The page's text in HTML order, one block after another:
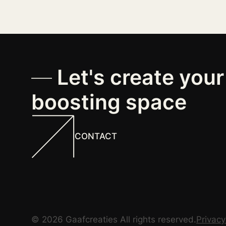
— Let's create
boosting space
CONTACT
© 2026 Gaafcreaties All rights reserved.